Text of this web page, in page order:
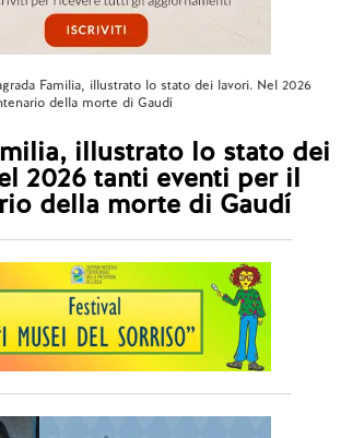
Familia, illustrato lo stato dei lavori. Nel 2026
della morte di Gaudí
illustrato lo stato dei
2026 tanti eventi per il
della morte di Gaudí